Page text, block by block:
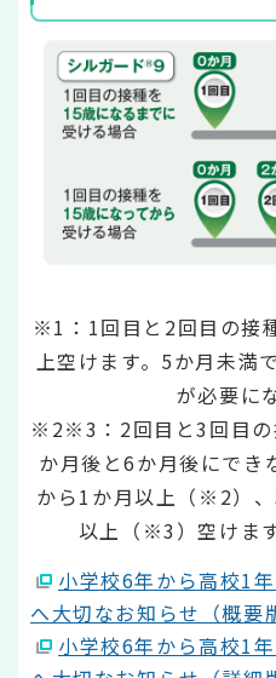
※1：1回目と2回目の接
上空けます。5か月未満
が必要に
※2※3：2回目と3回目の
か月後と6か月後にでき
から1か月以上（※2）
以上（※3）空けます
小学校6年から高校1
へ大切なお知らせ（概要
小学校6年から高校1